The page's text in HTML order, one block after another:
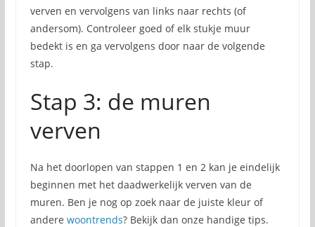
verven en vervolgens van links naar rechts (of
andersom). Controleer goed of elk stukje muur
bedekt is en ga vervolgens door naar de volgende
stap.
Stap 3: de muren
verven
Na het doorlopen van stappen 1 en 2 kan je eindelijk
beginnen met het daadwerkelijk verven van de
muren. Ben je nog op zoek naar de juiste kleur of
andere woontrends? Bekijk dan onze handige tips.